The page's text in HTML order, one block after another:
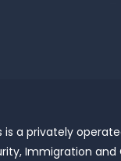
is a privately
Immigration